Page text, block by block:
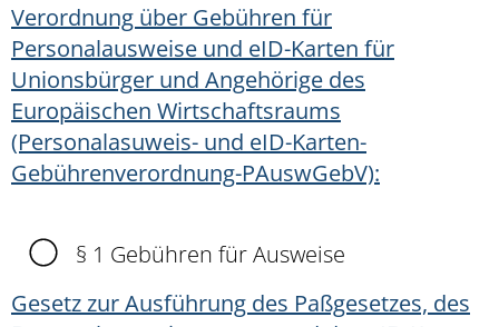
Verordnung über Gebühren für
Personalausweise und eID-Karten für
Unionsbürger und Angehörige des
Europäischen Wirtschaftsraums
(Personalasuweis- und eID-Karten-
Gebührenverordnung-PAuswGebV):
§ 1 Gebühren für Ausweise
Gesetz zur Ausführung des Paßgesetzes, des